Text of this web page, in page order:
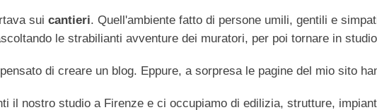
sui cantieri. Quell'ambiente fatto di persone umili, gentili e
le strabilianti avventure dei muratori, per poi tornare in
di creare un blog. Eppure, a sorpresa le pagine del mio sito
il nostro studio a Firenze e ci occupiamo di edilizia, strutture,